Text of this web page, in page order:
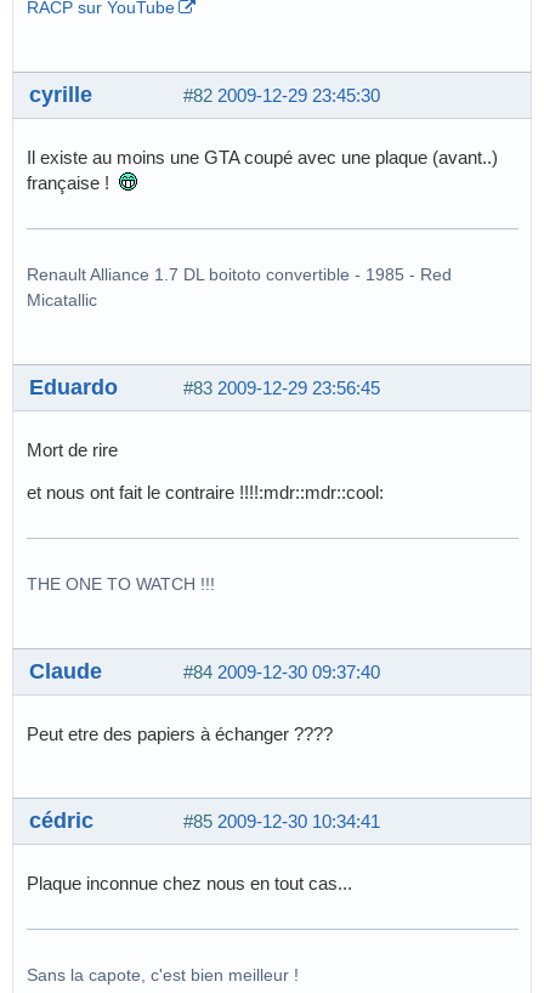
RACP sur YouTube
#82 2009-12-29 23:45:30
cyrille
Il existe au moins une GTA coupé avec une plaque (avant..)
française !
Renault Alliance 1.7 DL boitoto convertible - 1985 - Red
Micatallic
#83 2009-12-29 23:56:45
Eduardo
Mort de rire
et nous ont fait le contraire !!!!:mdr::mdr::cool:
THE ONE TO WATCH !!!
#84 2009-12-30 09:37:40
Claude
Peut etre des papiers à échanger ????
#85 2009-12-30 10:34:41
cédric
Plaque inconnue chez nous en tout cas...
Sans la capote, c'est bien meilleur !